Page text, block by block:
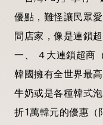
優點，難怪讓民眾
間店家，像是連鎖
一、 ４大連鎖超商
韓國擁有全世界最
牛奶或是各種韓式
折1萬韓元的優惠（